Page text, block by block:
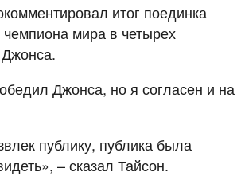
итог поединка
мира в четырех
Джонса, но я согласен и на
публику, публика была
– сказал Тайсон.